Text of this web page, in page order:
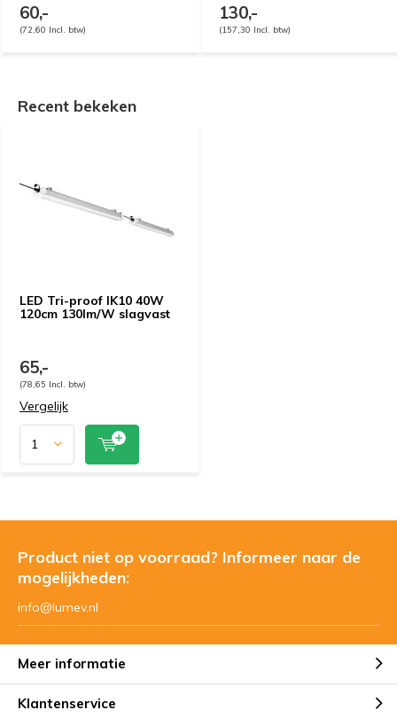
60,-
(72,60 Incl. btw)
130,-
(157,30 Incl. btw)
Recent bekeken
LED Tri-proof IK10 40W
120cm 130lm/W slagvast
65,-
(78,65 Incl. btw)
Vergelijk
Product niet op voorraad? Informeer naar de
mogelijkheden:
info@lumev.nl
Meer informatie
Klantenservice